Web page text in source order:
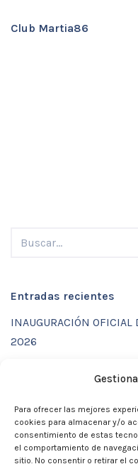
Para ofrecer las mejores
cookies para almacenar y/o
consentimiento de estas
el comportamiento de
sitio. No consentir o retirar el
Club Martia86
Entradas recientes
INAUGURACIÓN OFICIAL
2026
CALENDARIO DE
MARTIA 86
ACTIVIDADES DE